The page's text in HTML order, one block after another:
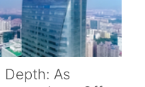
Depth: As